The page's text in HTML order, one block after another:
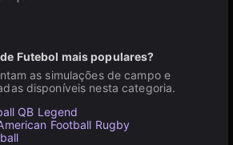
Futebol mais populares?
as simulações de campo e
disponíveis nesta categoria.
QB Legend
Football Rugby